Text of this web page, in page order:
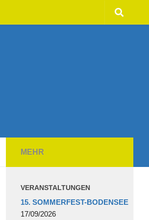
MEHR
VERANSTALTUNGEN
15. SOMMERFEST-BODENSEE
17/09/2026